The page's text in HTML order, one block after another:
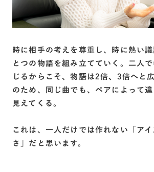
時に相手の考えを尊重し、時に熱い
とつの物語を組み立てていく。二人
じるからこそ、物語は2倍、3倍へと
のため、同じ曲でも、ペアによって
見えてくる。
これは、一人だけでは作れない「ア
さ」だと思います。